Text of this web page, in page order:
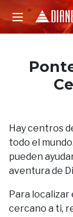
Hay centros
todo el
pueden
aventura de
Para localizar
cercano a ti,